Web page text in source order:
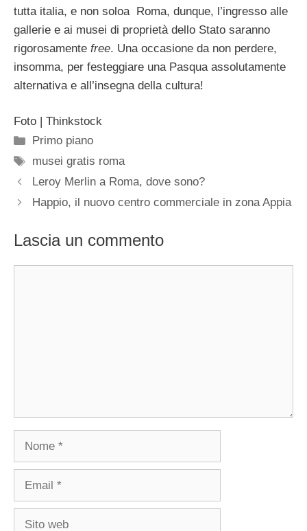
tutta italia, e non soloa Roma, dunque, l’ingresso alle
gallerie e ai musei di proprietà dello Stato saranno
rigorosamente free. Una occasione da non perdere,
insomma, per festeggiare una Pasqua assolutamente
alternativa e all’insegna della cultura!
Foto | Thinkstock
Categorie
Primo piano
Tag
musei gratis roma
Leroy Merlin a Roma, dove sono?
Happio, il nuovo centro commerciale in zona Appia
Lascia un commento
Nome
Email
Sito